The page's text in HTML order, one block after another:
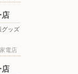
店
グッズ
家電店
店